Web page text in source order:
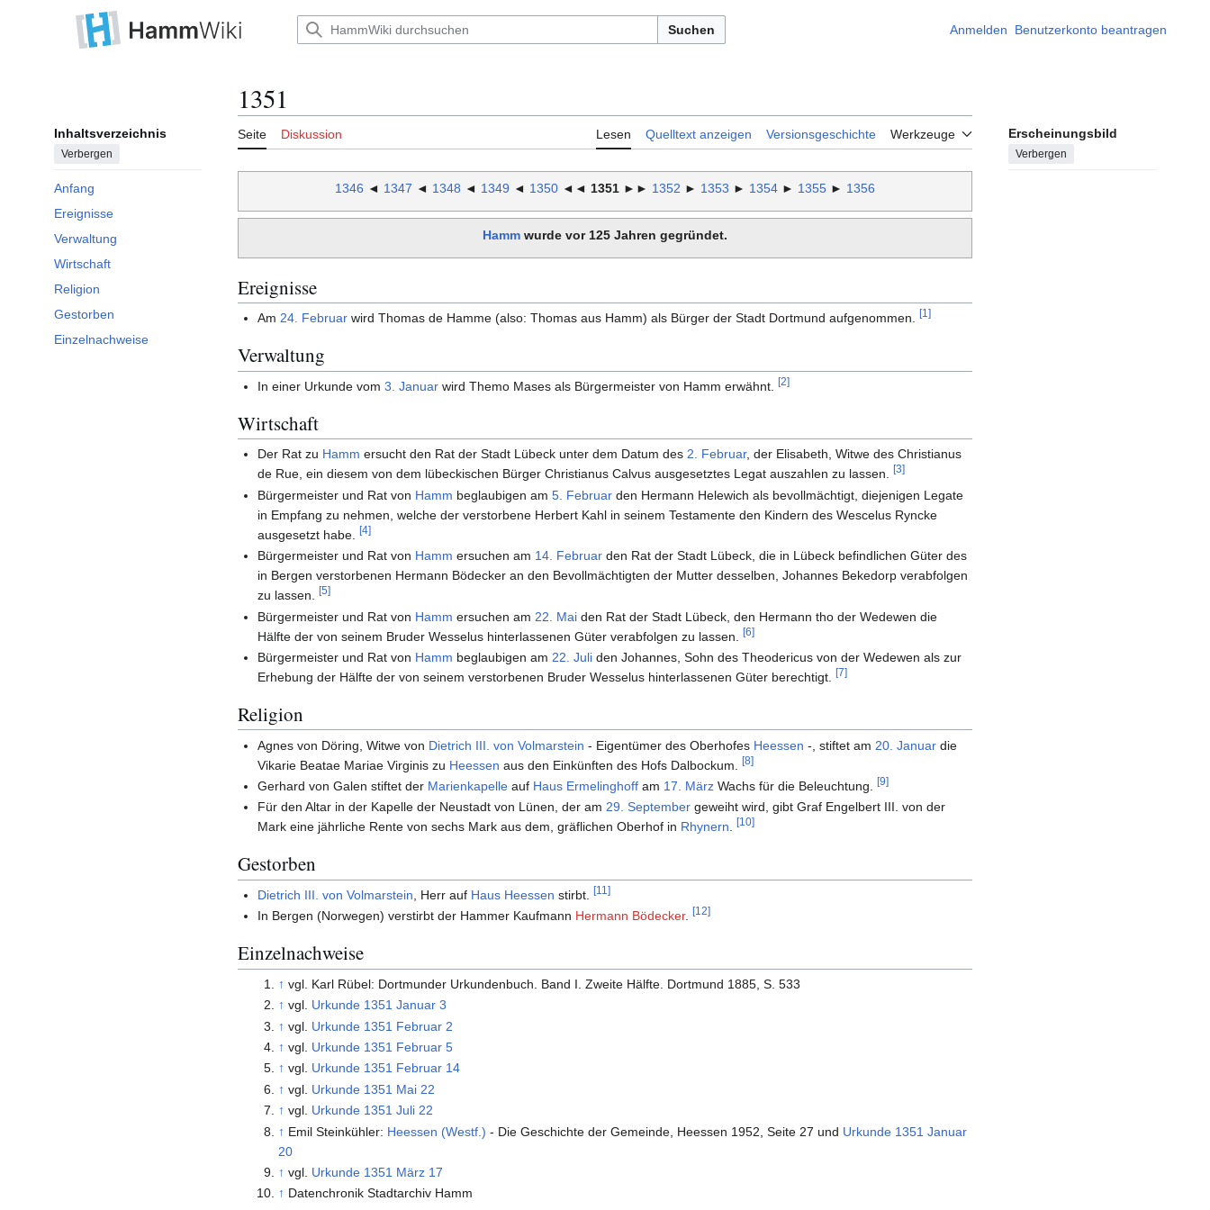
Hauptmenü Suchen Anmelden Benutzerkonto beantragen
Inhaltsverzeichnis
Verbergen
Anfang
Ereignisse
Verwaltung
Wirtschaft
Religion
Gestorben
Einzelnachweise
1351
Seite Diskussion Lesen Quelltext anzeigen Versionsgeschichte Werkzeuge Erscheinungsbild
Verbergen
1346 ◄ 1347 ◄ 1348 ◄ 1349 ◄ 1350 ◄◄ 1351 ►► 1352 ► 1353 ► 1354 ► 1355 ► 1356
Hamm wurde vor 125 Jahren gegründet.
Ereignisse
Am24. Februar wird Thomas de Hamme (also: Thomas aus Hamm) als Bürger der Stadt Dortmund aufgenommen.[1]
Verwaltung
In einer Urkunde vom3. Januar wird Themo Mases als Bürgermeister von Hamm erwähnt.[2]
Wirtschaft
Der Rat zu Hamm ersucht den Rat der Stadt Lübeck unter dem Datum des2. Februar, der Elisabeth, Witwe des Christianus
de Rue, ein diesem von dem lübeckischen Bürger Christianus Calvus ausgesetztes Legat auszahlen zu lassen.[3]
Bürgermeister und Rat von Hamm beglaubigen am5. Februar den Hermann Helewich als bevollmächtigt, diejenigen Legate
in Empfang zu nehmen, welche der verstorbene Herbert Kahl in seinem Testamente den Kindern des Wescelus Ryncke
ausgesetzt habe.[4]
Bürgermeister und Rat von Hamm ersuchen am 14. Februar den Rat der Stadt Lübeck, die in Lübeck befindlichen Güter des
in Bergen verstorbenen Hermann Bödecker an den Bevollmächtigten der Mutter desselben, Johannes Bekedorp verabfolgen
zu lassen.[5]
Bürgermeister und Rat von Hamm ersuchen am 22. Mai den Rat der Stadt Lübeck, den Hermann tho der Wedewen die
Hälfte der von seinem Bruder Wesselus hinterlassenen Güter verabfolgen zu lassen.[6]
Bürgermeister und Rat von Hamm beglaubigen am 22. Juli den Johannes, Sohn des Theodericus von der Wedewen als zur
Erhebung der Hälfte der von seinem verstorbenen Bruder Wesselus hinterlassenen Güter berechtigt.[7]
Religion
Agnes von Döring, Witwe von Dietrich III. von Volmarstein - Eigentümer des Oberhofes Heessen -, stiftet am 20. Januar die
Vikarie Beatae Mariae Virginis zu Heessen aus den Einkünften des Hofs Dalbockum.[8]
Gerhard von Galen stiftet der Marienkapelle auf Haus Ermelinghoff am 17. März Wachs für die Beleuchtung.[9]
Für den Altar in der Kapelle der Neustadt von Lünen, der am29. September geweiht wird, gibt Graf Engelbert III. von der
Mark eine jährliche Rente von sechs Mark aus dem, gräflichen Oberhof in Rhynern.[10]
Gestorben
Dietrich III. von Volmarstein , Herr auf Haus Heessen stirbt.[11]
In Bergen (Norwegen) verstirbt der Hammer Kaufmann Hermann Bödecker.[12]
Einzelnachweise
↑ vgl. Karl Rübel: Dortmunder Urkundenbuch. Band I. Zweite Hälfte. Dortmund 1885, S. 533
↑ vgl. Urkunde 1351 Januar 3
↑ vgl. Urkunde 1351 Februar 2
↑ vgl. Urkunde 1351 Februar 5
↑ vgl. Urkunde 1351 Februar 14
↑ vgl. Urkunde 1351 Mai 22
↑ vgl. Urkunde 1351 Juli 22
↑ Emil Steinkühler: Heessen (Westf.) - Die Geschichte der Gemeinde, Heessen 1952, Seite 27 und Urkunde 1351 Januar
20
↑ vgl. Urkunde 1351 März 17
↑ Datenchronik Stadtarchiv Hamm